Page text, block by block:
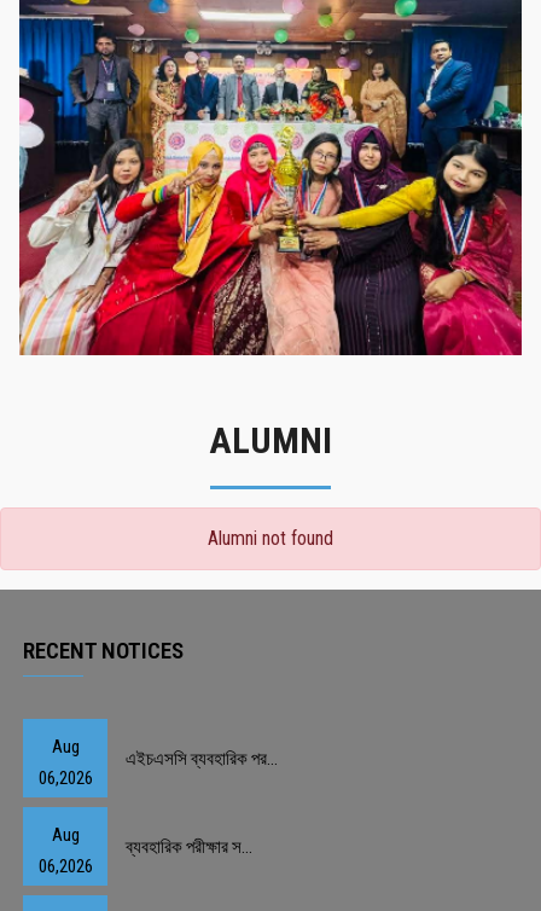
গৌরবের মুহূর্ত
গৌরবের মুহূর্ত
ALUMNI
Alumni not found
RECENT NOTICES
Aug
06,2026
এইচএসসি ব্যবহারিক পর...
Aug
06,2026
ব্যবহারিক পরীক্ষার স...